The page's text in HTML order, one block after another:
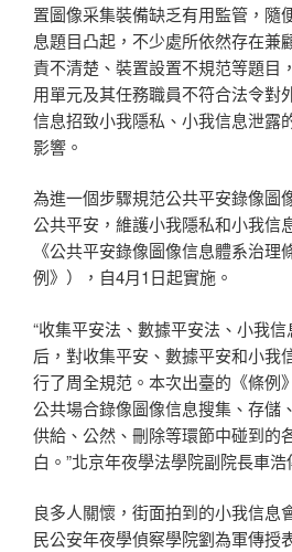
置圖像采集裝備缺乏有用監管，隨
息題目凸起，不少處所依然存在兼
責不清楚、裝置設置不規范等題目
用單元及其任務職員不符合法令對
信息招致小我隱私、小我信息泄露
影響。
為進一個步驟規范公共平安錄像圖
公共平安，維護小我隱私和小我信
《公共平安錄像圖像信息體系治
例》），自4月1日起實施。
“收集平安法、數據平安法、小我
后，對收集平安、數據平安和小我
行了周全規范。本次出臺的《條例
公共場合錄像圖像信息搜集、存儲
供給、公然、刪除等環節中碰到的
白。”北京年夜學法學院副院長車浩
良多人關懷，街面拍到的小我信息
民公安年夜學偵察學院劉為軍傳授